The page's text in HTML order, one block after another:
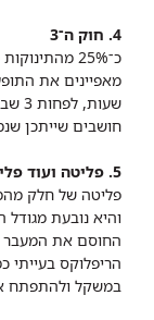
4. חוק ה־3
כ־25%
חושבים שייתכן
5. פליטה ועוד פליטה
פליטה של חלק
והיא נובעת
החוסם את המעבר
הריפלוקס בעייתי
במשקל ולהתפתח